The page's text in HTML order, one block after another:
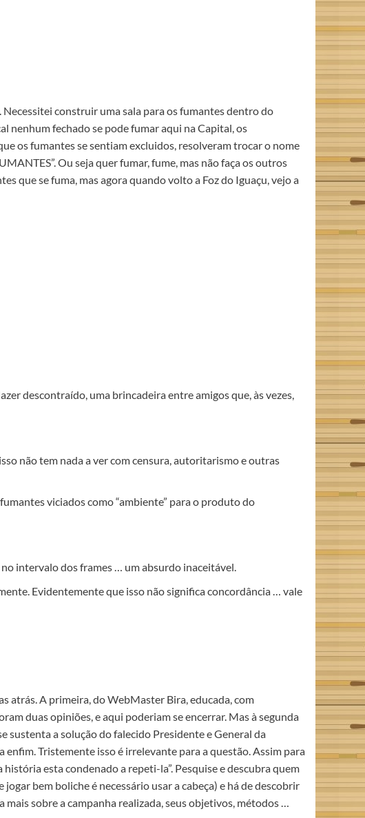
construir uma sala para os fumantes dentro do
nenhum fechado se pode fumar aqui na Capital, os
os fumantes se sentiam excluidos, resolveram trocar o nome
Ou seja quer fumar, fume, mas não faça os outros
que se fuma, mas agora quando volto a Foz do Iguaçu, vejo a
descontraído, uma brincadeira entre amigos que, às vezes,
não tem nada a ver com censura, autoritarismo e outras
viciados como “ambiente” para o produto do
intervalo dos frames … um absurdo inaceitável.
Evidentemente que isso não significa concordância … vale
atrás. A primeira, do WebMaster Bira, educada, com
duas opiniões, e aqui poderiam se encerrar. Mas à segunda
sustenta a solução do falecido Presidente e General da
enfim. Tristemente isso é irrelevante para a questão. Assim para
esta condenado a repeti-la”. Pesquise e descubra quem
bem boliche é necessário usar a cabeça) e há de descobrir
mais sobre a campanha realizada, seus objetivos, métodos …